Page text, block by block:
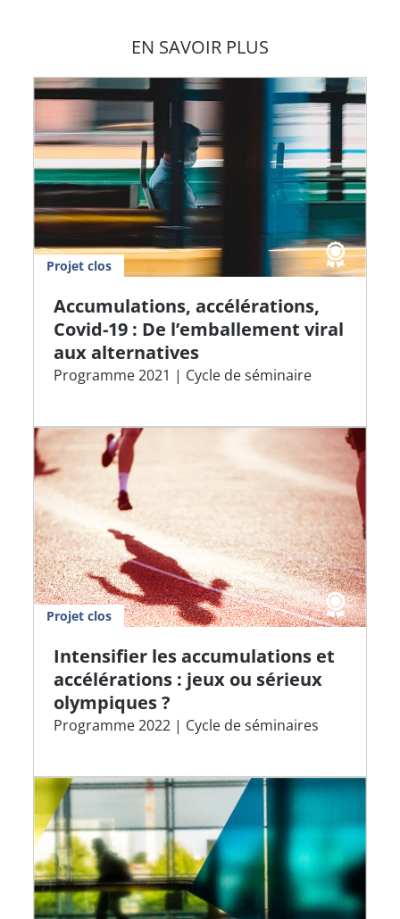
EN SAVOIR PLUS
Projet clos
Accumulations, accélérations,
Covid-19 : De l’emballement viral
aux alternatives
Programme 2021 | Cycle de séminaire
Projet clos
Intensifier les accumulations et
accélérations : jeux ou sérieux
olympiques ?
Programme 2022 | Cycle de séminaires